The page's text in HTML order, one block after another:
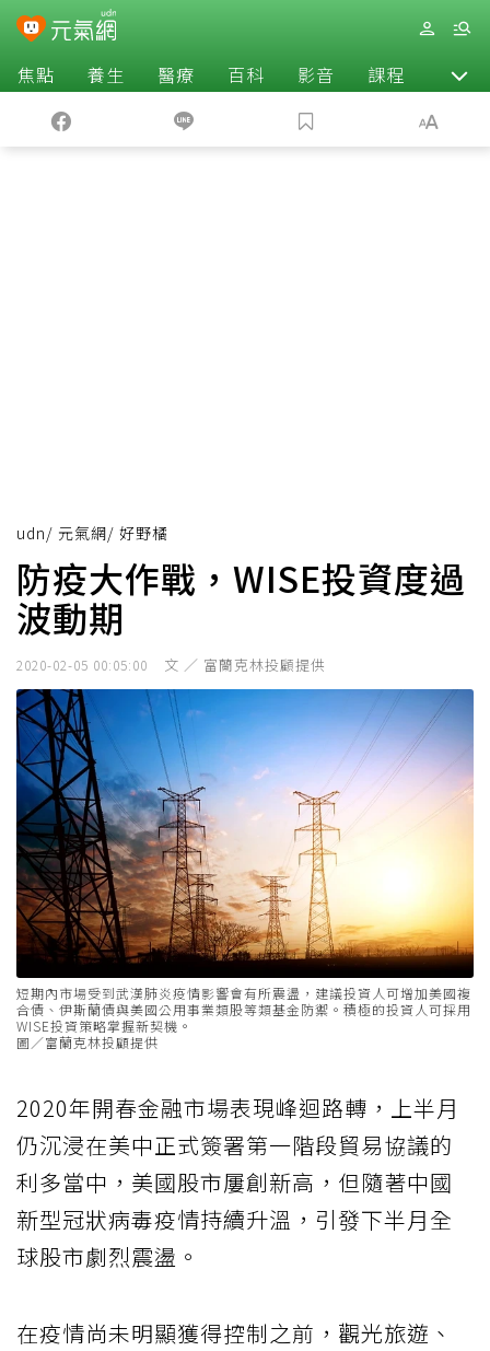
焦點 養生 醫療 百科 影音 課程 退休
udn/ 元氣網/ 好野橘
防疫大作戰，WISE投資度過
波動期
2020-02-05 00:05:00 文 ／ 富蘭克林投顧提供
短期內市場受到武漢肺炎疫情影響會有所震盪，建議投資人可增加美國複
合債、伊斯蘭債與美國公用事業類股等類基金防禦。積極的投資人可採用
WISE投資策略掌握新契機。
圖／富蘭克林投顧提供
2020年開春金融市場表現峰迴路轉，上半月
仍沉浸在美中正式簽署第一階段貿易協議的
利多當中，美國股市屢創新高，但隨著中國
新型冠狀病毒疫情持續升溫，引發下半月全
球股市劇烈震盪。
在疫情尚未明顯獲得控制之前，觀光旅遊、